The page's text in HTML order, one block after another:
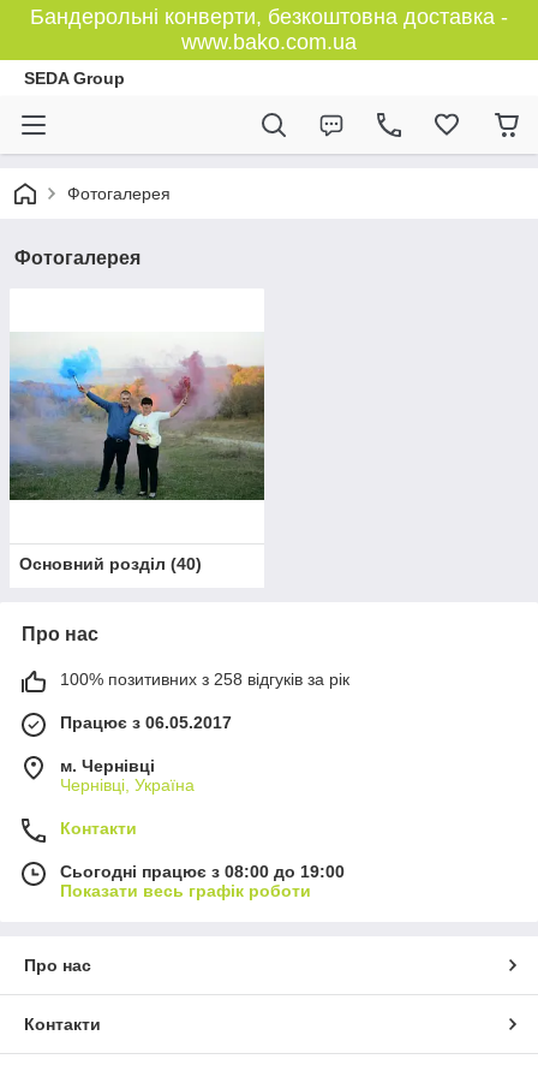
Бандерольні конверти, безкоштовна доставка -
www.bako.com.ua
SEDA Group
Фотогалерея
Фотогалерея
Основний розділ (40)
Про нас
100% позитивних з 258 відгуків за рік
Працює з 06.05.2017
м. Чернівці
Чернівці, Україна
Контакти
Сьогодні працює з 08:00 до 19:00
Показати весь графік роботи
Про нас
Контакти